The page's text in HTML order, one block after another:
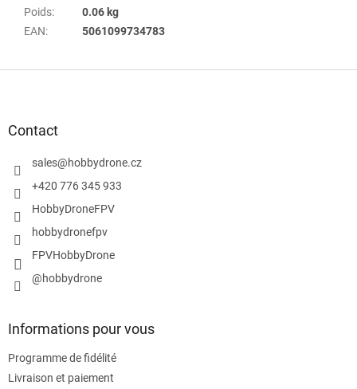
Poids:
0.06 kg
EAN: 5061099734783
Contact
sales@hobbydrone.cz
+420 776 345 933
HobbyDroneFPV
hobbydronefpv
FPVHobbyDrone
@hobbydrone
Informations pour vous
Programme de fidélité
Livraison et paiement